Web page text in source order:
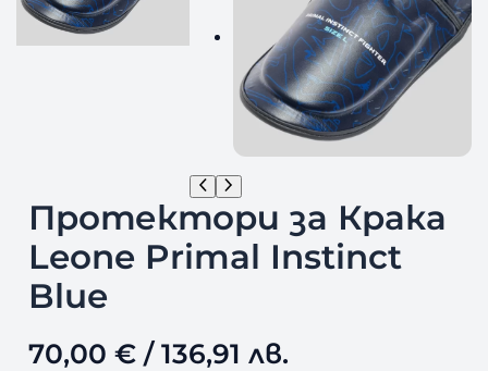
Протектори за Крака
Leone Primal Instinct
Blue
70,00 €/ 136,91 лв.